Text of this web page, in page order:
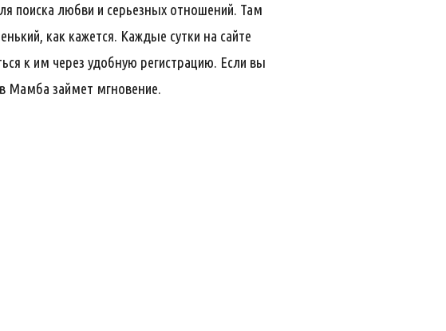
поиска любви и серьезных отношений. Там
как кажется. Каждые сутки на сайте
к им через удобную регистрацию. Если вы
Мамба займет мгновение.